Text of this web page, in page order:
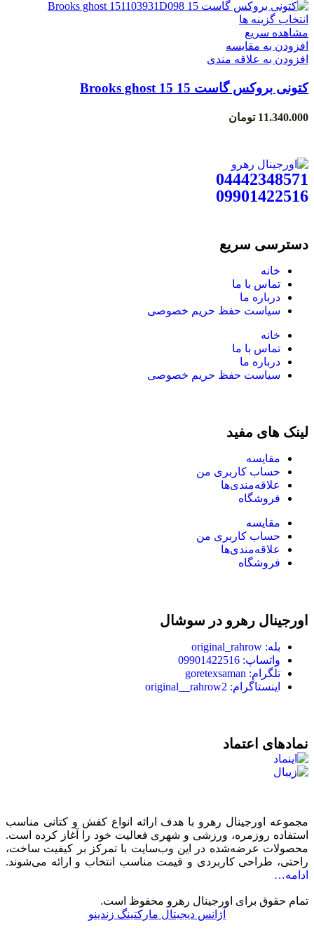
انتخاب گزینه ها
مشاهده سریع
افزودن به مقایسه
افزودن به علاقه مندی
کتونی بروکس گاست 15 Brooks ghost 15
11.340.000 تومان
04442348571
09901422516
دسترسی سریع
خانه
تماس با ما
درباره ما
سیاست حفظ حریم خصوصی
خانه
تماس با ما
درباره ما
سیاست حفظ حریم خصوصی
لینک های مفید
مقایسه
حساب کاربری من
علاقه‌مندی‌ها
فروشگاه
مقایسه
حساب کاربری من
علاقه‌مندی‌ها
فروشگاه
اورجینال رهرو در سوشال
بله: original_rahrow
واتساپ: 09901422516
تلگرام: goretexsaman
اینستاگرام: original__rahrow2
نمادهای اعتماد
مجموعه اورجینال رهرو با هدف ارائه انواع کفش و کتانی مناسب
استفاده روزمره، ورزشی و شهری فعالیت خود را آغاز کرده است.
محصولات عرضه‌شده در این وب‌سایت با تمرکز بر کیفیت ساخت،
راحتی، طراحی کاربردی و قیمت مناسب انتخاب و ارائه می‌شوند.
ادامه…
تمام حقوق برای اورجینال رهرو محفوظ است.
آژانس دیجیتال مارکتینگ زندینو